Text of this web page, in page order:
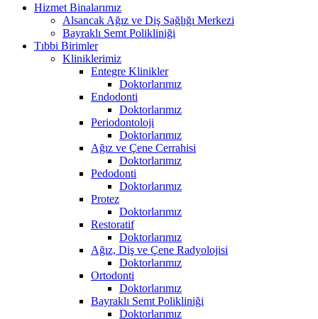
Hizmet Binalarımız
Alsancak Ağız ve Diş Sağlığı Merkezi
Bayraklı Semt Polikliniği
Tıbbi Birimler
Kliniklerimiz
Entegre Klinikler
Doktorlarımız
Endodonti
Doktorlarımız
Periodontoloji
Doktorlarımız
Ağız ve Çene Cerrahisi
Doktorlarımız
Pedodonti
Doktorlarımız
Protez
Doktorlarımız
Restoratif
Doktorlarımız
Ağız, Diş ve Çene Radyolojisi
Doktorlarımız
Ortodonti
Doktorlarımız
Bayraklı Semt Polikliniği
Doktorlarımız